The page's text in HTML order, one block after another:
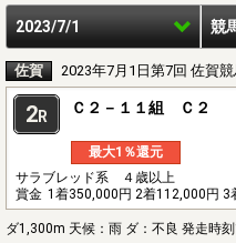
2023/7/1 競
佐賀 2023年7月1日第7回 佐賀競
2R Ｃ２－１１組 Ｃ２
最大1％還元
サラブレッド系 ４歳以上
賞金 1着350,000円 2着112,000円
ダ1,300m 天候：雨 ダ：不良 発走時